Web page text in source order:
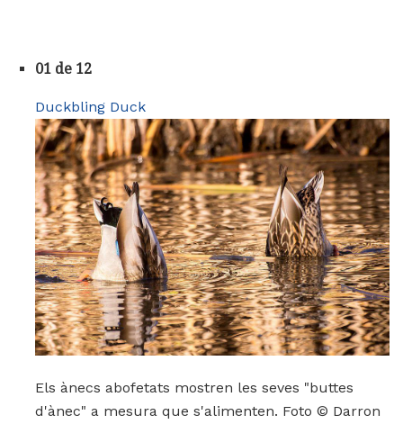
01 de 12
Duckbling Duck
Els ànecs abofetats mostren les seves "buttes
d'ànec" a mesura que s'alimenten. Foto © Darron